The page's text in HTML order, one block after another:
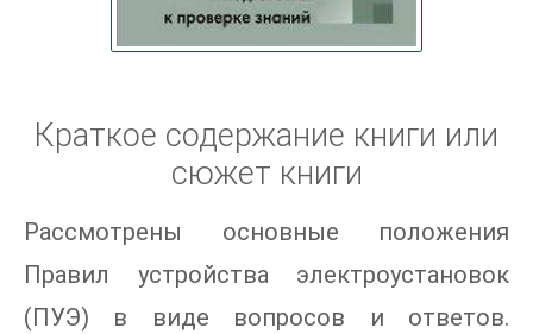
Краткое содержание книги или
сюжет книги
Рассмотрены основные положения
Правил устройства электроустановок
(ПУЭ) в виде вопросов и ответов.